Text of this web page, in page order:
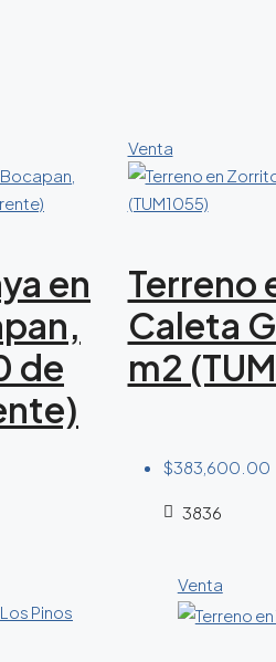
en
de
Venta
Terreno
Caleta
m2
$383,600.00
3836
Venta